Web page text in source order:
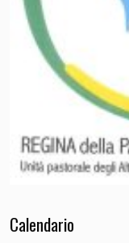
Calendario